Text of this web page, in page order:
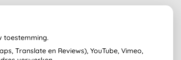
toestemming.
Translate en Reviews), YouTube, Vimeo,